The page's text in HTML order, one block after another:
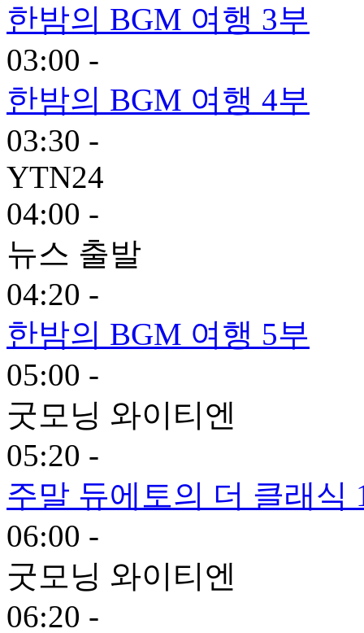
한밤의 BGM 여행 3부
03:00 -
한밤의 BGM 여행 4부
03:30 -
YTN24
04:00 -
뉴스 출발
04:20 -
한밤의 BGM 여행 5부
05:00 -
굿모닝 와이티엔
05:20 -
주말 듀에토의 더 클래식
06:00 -
굿모닝 와이티엔
06:20 -